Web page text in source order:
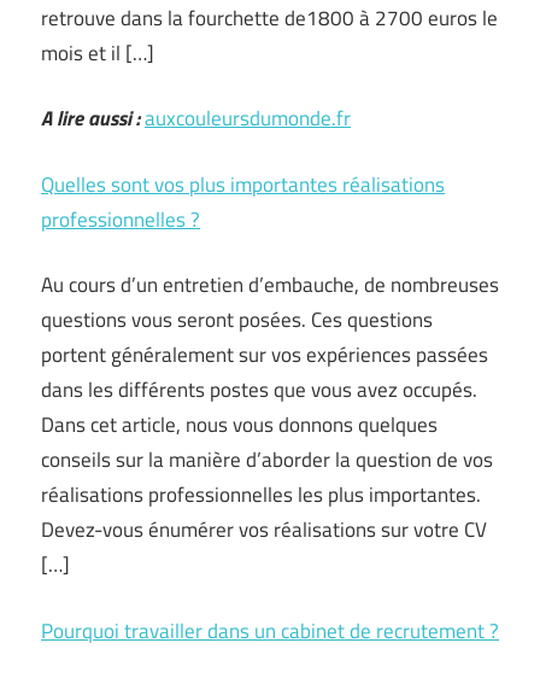
retrouve dans la fourchette de1800 à 2700 euros le
mois et il […]
A lire aussi :auxcouleursdumonde.fr
Quelles sont vos plus importantes réalisations
professionnelles ?
Au cours d’un entretien d’embauche, de nombreuses
questions vous seront posées. Ces questions
portent généralement sur vos expériences passées
dans les différents postes que vous avez occupés.
Dans cet article, nous vous donnons quelques
conseils sur la manière d’aborder la question de vos
réalisations professionnelles les plus importantes.
Devez-vous énumérer vos réalisations sur votre CV
[…]
Pourquoi travailler dans un cabinet de recrutement ?